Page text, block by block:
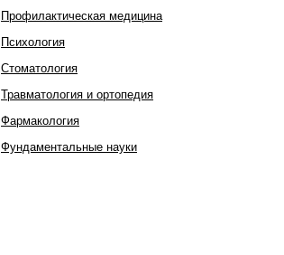
Профилактическая медицина
Психология
Стоматология
Травматология и ортопедия
Фармакология
Фундаментальные науки